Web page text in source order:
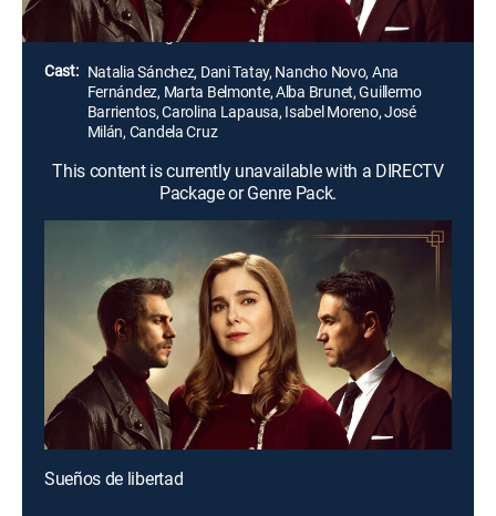
Director:
Joan Noguera
Cast: Natalia Sánchez, Dani Tatay, Nancho Novo, Ana
Fernández, Marta Belmonte, Alba Brunet, Guillermo
Barrientos, Carolina Lapausa, Isabel Moreno, José
Milán, Candela Cruz
This content is currently unavailable with a DIRECTV
Package or Genre Pack.
Sueños de libertad